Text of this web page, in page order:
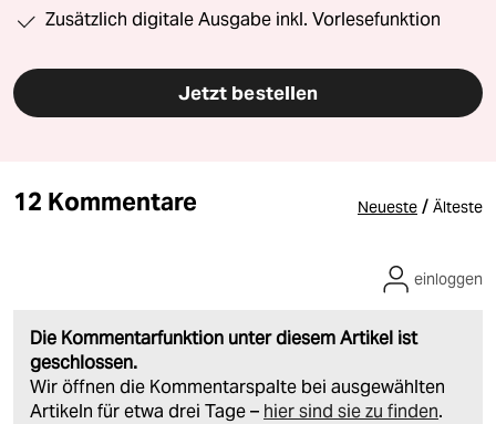
Zusätzlich digitale Ausgabe inkl. Vorlesefunktion
Jetzt bestellen
12 Kommentare Neueste / Älteste
Die Kommentarfunktion unter diesem Artikel ist
geschlossen.
Wir öffnen die Kommentarspalte bei ausgewählten
Artikeln für etwa drei Tage – hier sind sie zu finden.
einloggen